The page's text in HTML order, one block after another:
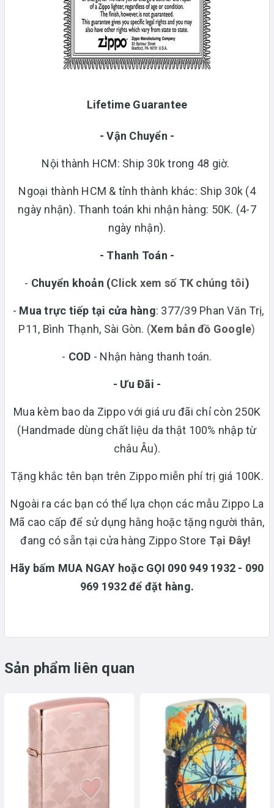
Lifetime Guarantee
- Vận Chuyển -
Nội thành HCM: Ship 30k trong 48 giờ.
Ngoại thành HCM & tỉnh thành khác: Ship 30k (4
ngày nhận). Thanh toán khi nhận hàng: 50K. (4-7
ngày nhận).
- Thanh Toán -
- Chuyển khoản (Click xem số TK chúng tôi)
- Mua trực tiếp tại cửa hàng: 377/39 Phan Văn Trị,
P11, Bình Thạnh, Sài Gòn. (Xem bản đồ Google)
- COD - Nhận hàng thanh toán.
- Ưu Đãi -
Mua kèm bao da Zippo với giá ưu đãi chỉ còn 250K
(Handmade dùng chất liệu da thật 100% nhập từ
châu Âu).
Tặng khắc tên bạn trên Zippo miễn phí trị giá 100K.
Ngoài ra các bạn có thể lựa chọn các mẫu Zippo La
Mã cao cấp để sử dụng hằng hoặc tặng người thân,
đang có sẵn tại cửa hàng Zippo Store Tại Đây!
Hãy bấm MUA NGAY hoặc GỌI 090 949 1932 - 090
969 1932 để đặt hàng.
Sản phẩm liên quan